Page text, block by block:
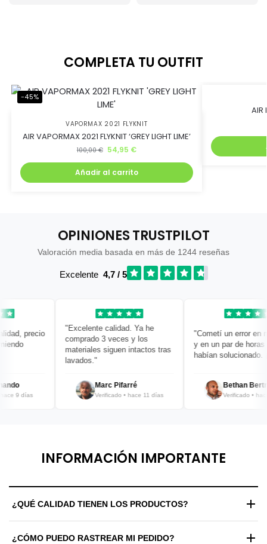
COMPLETA TU OUTFIT
-45%
VAPORMAX 2021 FLYKNIT
AIR VAPORMAX 2021 FLYKNIT ‘GREY LIGHT LIME’
100,00€ 54,95 €
Añadir al carrito
AIR
OPINIONES TRUSTPILOT
Valoración media basada en más de 1244 reseñas
Excelente 4,7 / 5
precio
9 días
"Excelente calidad. Ya he
comprado 3 veces y los
materiales siguen intactos tras
lavados."
Marc Pifarré
Verificado • hace 11 días
"Cometí un error en mi
y en un par de horas
habían solucionado.
Bethan
Verificado • hace
INFORMACIÓN IMPORTANTE
¿QUÉ CALIDAD TIENEN LOS PRODUCTOS?
estándares de fabricación premium. Cada prenda y zapatilla
¿CÓMO PUEDO RASTREAR MI PEDIDO?